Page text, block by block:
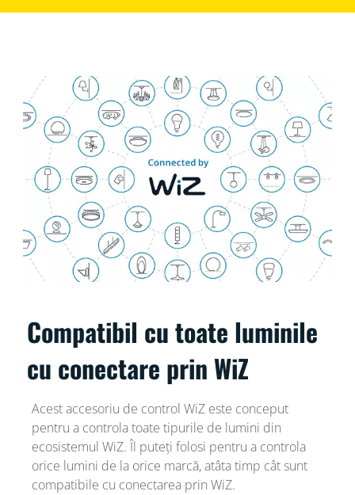
Compatibil cu toate luminile
cu conectare prin WiZ
Acest accesoriu de control WiZ este conceput
pentru a controla toate tipurile de lumini din
ecosistemul WiZ. Îl puteți folosi pentru a controla
orice lumini de la orice marcă, atâta timp cât sunt
compatibile cu conectarea prin WiZ.